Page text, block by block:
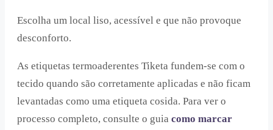
Escolha um local liso, acessível e que não provoque
desconforto.
As etiquetas termoaderentes Tiketa fundem-se com o
tecido quando são corretamente aplicadas e não ficam
levantadas como uma etiqueta cosida. Para ver o
processo completo, consulte o guia como marcar